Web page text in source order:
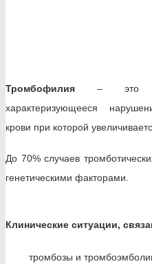
Тромбофилия – это
характеризующееся
крови при которой
До 70% случаев
генетическими факторами.
Клинические ситуации,
тромбозы и